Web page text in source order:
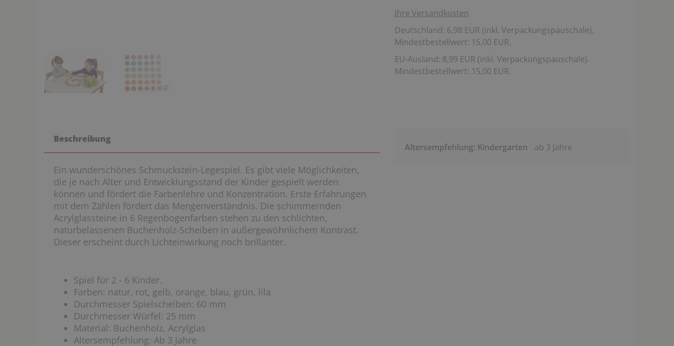
Ihre Versandkosten
Deutschland: 6,98 EUR (inkl. Verpackungspauschale).
Mindestbestellwert: 15,00 EUR.
EU-Ausland: 8,99 EUR (inkl. Verpackungspauschale).
Mindestbestellwert: 15,00 EUR.
Beschreibung
Ein wunderschönes Schmuckstein-Legespiel. Es gibt viele Möglichkeiten,
die je nach Alter und Entwicklungsstand der Kinder gespielt werden
können und fördert die Farbenlehre und Konzentration. Erste Erfahrungen
mit dem Zählen fördert das Mengenverständnis. Die schimmernden
Acrylglassteine in 6 Regenbogenfarben stehen zu den schlichten,
naturbelassenen Buchenholz-Scheiben in außergewöhnlichem Kontrast.
Dieser erscheint durch Lichteinwirkung noch brillanter.
Spiel für 2 - 6 Kinder.
Farben: natur, rot, gelb, orange, blau, grün, lila
Durchmesser Spielscheiben: 60 mm
Durchmesser Würfel: 25 mm
Material: Buchenholz, Acrylglas
Altersempfehlung: Ab 3 Jahre
Altersempfehlung: Kindergarten ab 3 Jahre